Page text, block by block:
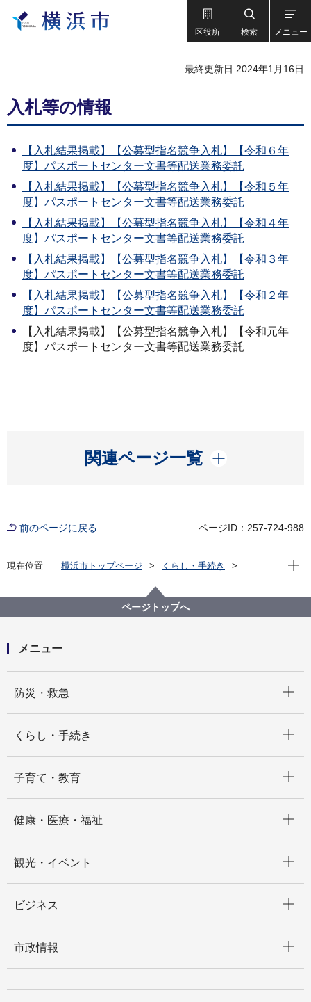
区役所 検索 メニュー
最終更新日 2024年1月16日
入札等の情報
【入札結果掲載】【公募型指名競争入札】【令和６年
度】パスポートセンター文書等配送業務委託
【入札結果掲載】【公募型指名競争入札】【令和５年
度】パスポートセンター文書等配送業務委託
【入札結果掲載】【公募型指名競争入札】【令和４年
度】パスポートセンター文書等配送業務委託
【入札結果掲載】【公募型指名競争入札】【令和３年
度】パスポートセンター文書等配送業務委託
【入札結果掲載】【公募型指名競争入札】【令和２年
度】パスポートセンター文書等配送業務委託
【入札結果掲載】【公募型指名競争入札】【令和元年
度】パスポートセンター文書等配送業務委託
関連ページ一覧
開く
前のページに戻る ページID：257-724-988
現在位置 横浜市トップページ
くらし・手続き
現在
ページトップへ
メニュー
防災・救急
くらし・手続き
子育て・教育
健康・医療・福祉
観光・イベント
ビジネス
市政情報